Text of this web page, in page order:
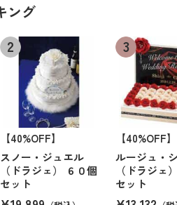
ング
【40%OFF】
スノー・ジュエル
（ドラジェ） ６０個
セット
【40%OFF】
ルージュ・
（ドラジェ
セット